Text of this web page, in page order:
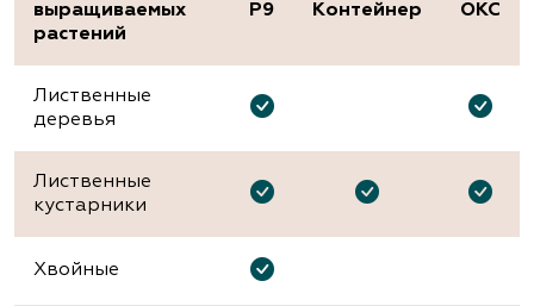
выращиваемых
растений
P9 Контейнер ОКС
Лиственные
деревья
Лиственные
кустарники
Хвойные